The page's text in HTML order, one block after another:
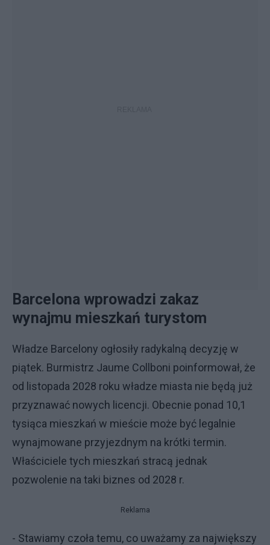
Barcelona wprowadzi zakaz
wynajmu mieszkań turystom
Władze Barcelony ogłosiły radykalną decyzję w
piątek. Burmistrz Jaume Collboni poinformował, że
od listopada 2028 roku władze miasta nie będą już
przyznawać nowych licencji. Obecnie ponad 10,1
tysiąca mieszkań w mieście może być legalnie
wynajmowane przyjezdnym na krótki termin.
Właściciele tych mieszkań stracą jednak
pozwolenie na taki biznes od 2028 r.
Reklama
- Stawiamy czoła temu, co uważamy za największy